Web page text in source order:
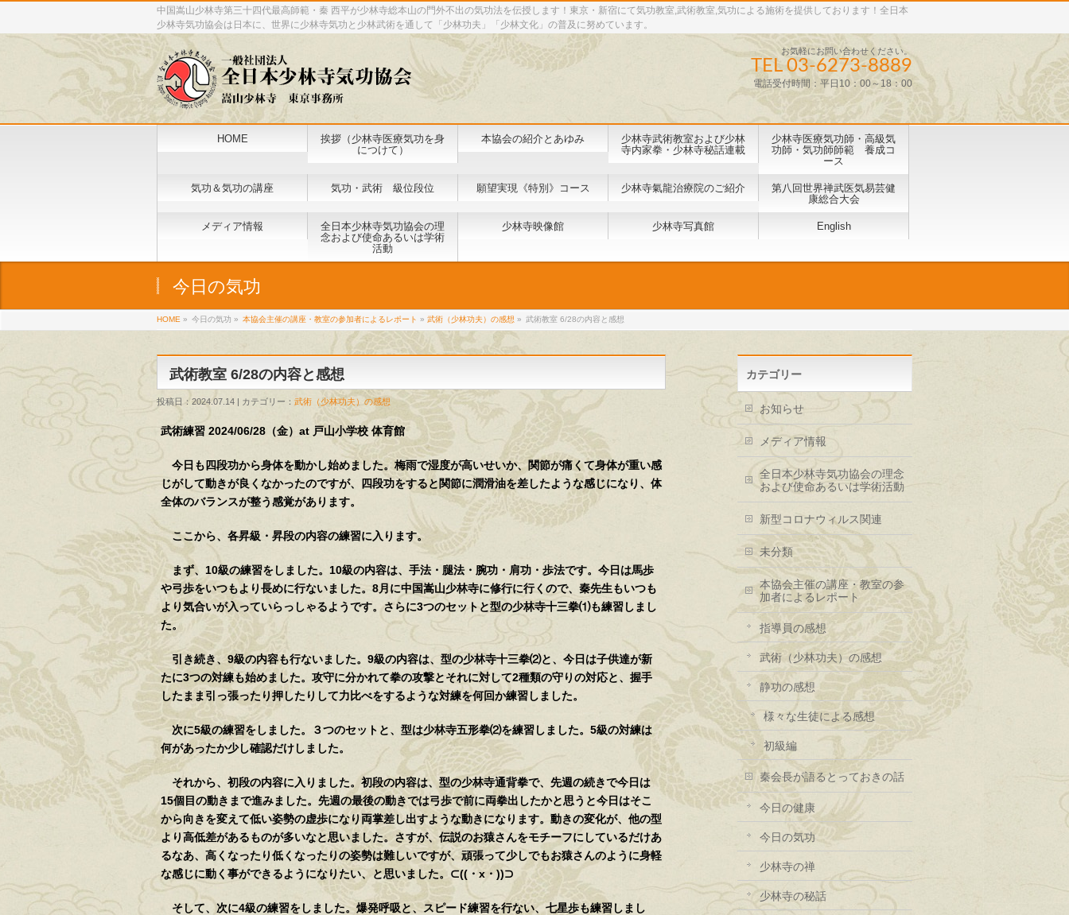
中国嵩山少林寺第三十四代最高師範・秦 西平が少林寺総本山の門外不出の気功法を伝授します！東京・新宿にて気功教室,武術教室,気功による施術を提供しております！全日本
少林寺気功協会は日本に、世界に少林寺気功と少林武術を通して「少林功夫」「少林文化」の普及に努めています。
お気軽にお問い合わせください。
TEL 03-6273-8889
電話受付時間：平日10：00～18：00
HOME
挨拶（少林寺医療気功を身
につけて）
本協会の紹介とあゆみ
少林寺武術教室および少林
寺内家拳・少林寺秘話連載
少林寺医療気功師・高級気
功師・気功師師範 養成コ
ース
気功＆気功の講座 気功・武術 級位段位 願望実現《特別》コース 少林寺氣龍治療院のご紹介
第八回世界禅武医気易芸健
康総合⼤会
メディア情報
全日本少林寺気功協会の理
念および使命あるいは学術
活動
少林寺映像館 少林寺写真館 English
今日の気功
HOME » 今日の気功 » 本協会主催の講座・教室の参加者によるレポート » 武術（少林功夫）の感想 » 武術教室 6/28の内容と感想
武術教室 6/28の内容と感想
投稿日：2024.07.14 | カテゴリー： 武術（少林功夫）の感想
武術練習 2024/06/28（金）at 戸山小学校 体育館
今日も四段功から身体を動かし始めました。梅雨で湿度が高いせいか、関節が痛くて身体が重い感
じがして動きが良くなかったのですが、四段功をすると関節に潤滑油を差したような感じになり、体
全体のバランスが整う感覚があります。
ここから、各昇級・昇段の内容の練習に入ります。
まず、10級の練習をしました。10級の内容は、手法・腿法・腕功・肩功・歩法です。今日は馬歩
や弓歩をいつもより長めに行ないました。8月に中国嵩山少林寺に修行に行くので、秦先生もいつも
より気合いが入っていらっしゃるようです。さらに3つのセットと型の少林寺十三拳⑴も練習しまし
た。
引き続き、9級の内容も行ないました。9級の内容は、型の少林寺十三拳⑵と、今日は子供達が新
たに3つの対練も始めました。攻守に分かれて拳の攻撃とそれに対して2種類の守りの対応と、握手
したまま引っ張ったり押したりして力比べをするような対練を何回か練習しました。
次に5級の練習をしました。３つのセットと、型は少林寺五形拳⑵を練習しました。5級の対練は
何があったか少し確認だけしました。
それから、初段の内容に入りました。初段の内容は、型の少林寺通背拳で、先週の続きで今日は
15個目の動きまで進みました。先週の最後の動きでは弓歩で前に両拳出したかと思うと今日はそこ
から向きを変えて低い姿勢の虚歩になり両掌差し出すような動きになります。動きの変化が、他の型
より高低差があるものが多いなと思いました。さすが、伝説のお猿さんをモチーフにしているだけあ
るなあ、高くなったり低くなったりの姿勢は難しいですが、頑張って少しでもお猿さんのように身軽
な感じに動く事ができるようになりたい、と思いました。⊂((・x・))⊃
そして、次に4級の練習をしました。爆発呼吸と、スピード練習を行ない、七星歩も練習しまし
カテゴリー
お知らせ
メディア情報
全日本少林寺気功協会の理念
および使命あるいは学術活動
新型コロナウィルス関連
未分類
本協会主催の講座・教室の参
加者によるレポート
指導員の感想
武術（少林功夫）の感想
静功の感想
様々な生徒による感想
初級編
秦会長が語るとっておきの話
今日の健康
今日の気功
少林寺の禅
少林寺の秘話